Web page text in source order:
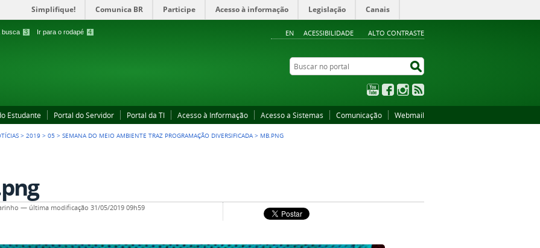
Simplifique! Comunica BR Participe Acesso à informação Legislação Canais
busca 3 Ir para o rodapé 4 EN ACESSIBILIDADE ALTO CONTRASTE
Buscar no portal
YouTubeFacebookInstagram
Estudante Portal do Servidor Portal da TI Acesso à Informação Acesso a Sistemas Comunicação Webmail
>2019 >05 >SEMANA DO MEIO AMBIENTE TRAZ PROGRAMAÇÃO DIVERSIFICADA > MB.PNG
— última modificação 31/05/2019 09h59